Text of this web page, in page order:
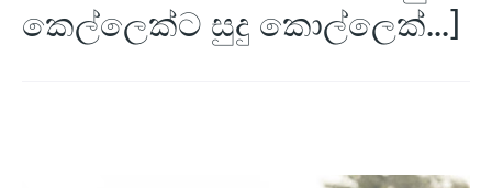
කෙල්ලෙක්ට සුදු කොල්ලෙක්...]